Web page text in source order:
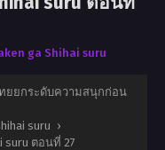
ga Shihai suru
ทยยกระดับความสนุกก่อน
suru ›
suru ตอนที่ 27